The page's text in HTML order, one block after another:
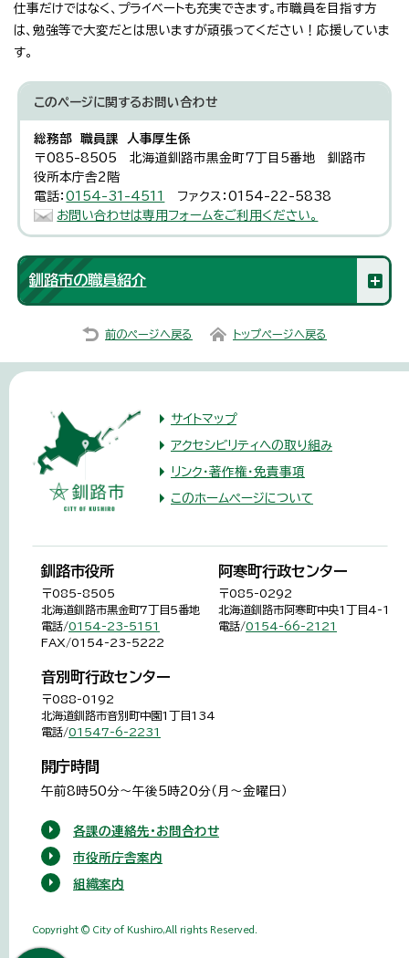
仕事だけではなく、プライベートも充実できます。市職員を目指す方
は、勉強等で大変だとは思いますが頑張ってください！応援していま
す。
このページに関するお問い合わせ
総務部 職員課 人事厚生係
〒085-8505 北海道釧路市黒金町7丁目5番地 釧路市
役所本庁舎2階
電話：0154-31-4511
ファクス：0154-22-5838
お問い合わせは専用フォームをご利用ください。
釧路市の職員紹介
前のページへ戻る トップページへ戻る
サイトマップ
アクセシビリティへの取り組み
リンク・著作権・免責事項
このホームページについて
釧路市役所
〒085-8505
北海道釧路市黒金町7丁目5番地
電話/0154-23-5151
FAX/0154-23-5222
阿寒町行政センター
〒085-0292
北海道釧路市阿寒町中央1丁目4-1
電話/0154-66-2121
音別町行政センター
〒088-0192
北海道釧路市音別町中園1丁目134
電話/01547-6-2231
開庁時間
午前8時50分～午後5時20分（月～金曜日）
各課の連絡先・お問合わせ
市役所庁舎案内
組織案内
Copyright © City of Kushiro,All rights Reserved.